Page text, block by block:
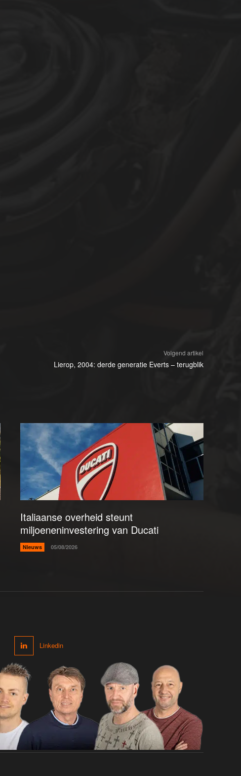
Volgend artikel
Lierop, 2004: derde generatie Everts – terugblik
Italiaanse overheid steunt
miljoeneninvestering van Ducati
Nieuws 05/08/2026
Linkedin